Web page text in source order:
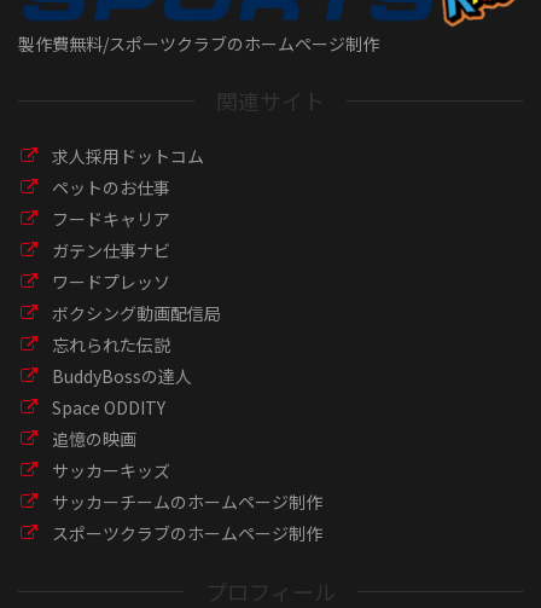
製作費無料/スポーツクラブのホームページ制作
関連サイト
求人採用ドットコム
ペットのお仕事
フードキャリア
ガテン仕事ナビ
ワードプレッソ
ボクシング動画配信局
忘れられた伝説
BuddyBossの達人
Space ODDITY
追憶の映画
サッカーキッズ
サッカーチームのホームページ制作
スポーツクラブのホームページ制作
プロフィール